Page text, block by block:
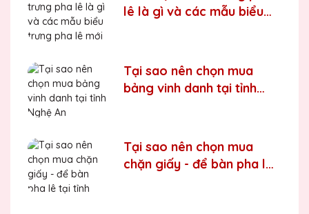
lê là gì và các mẫu biểu
Tại sao nên chọn mua
bảng vinh danh tại tỉnh
Tại sao nên chọn mua
chặn giấy - để bàn pha lê